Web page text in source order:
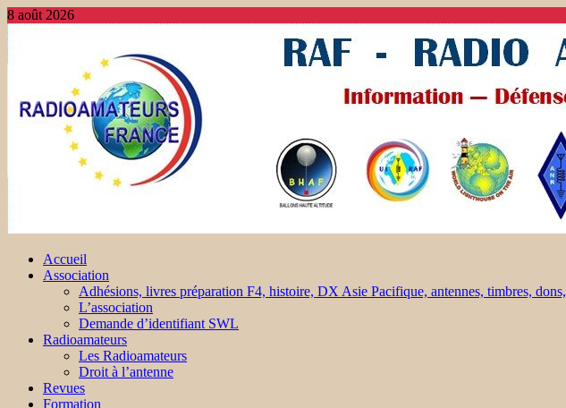
8 août 2026
Accueil
Association
Adhésions, livres préparation F4, histoire, DX Asie Pacifique, antennes, timbres, dons,
L’association
Demande d’identifiant SWL
Radioamateurs
Les Radioamateurs
Droit à l’antenne
Revues
Formation